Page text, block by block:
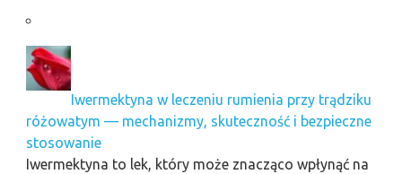
Iwermektyna w leczeniu rumienia przy trądziku
różowatym — mechanizmy, skuteczność i bezpieczne
stosowanie
Iwermektyna to lek, który może znacząco wpłynąć na